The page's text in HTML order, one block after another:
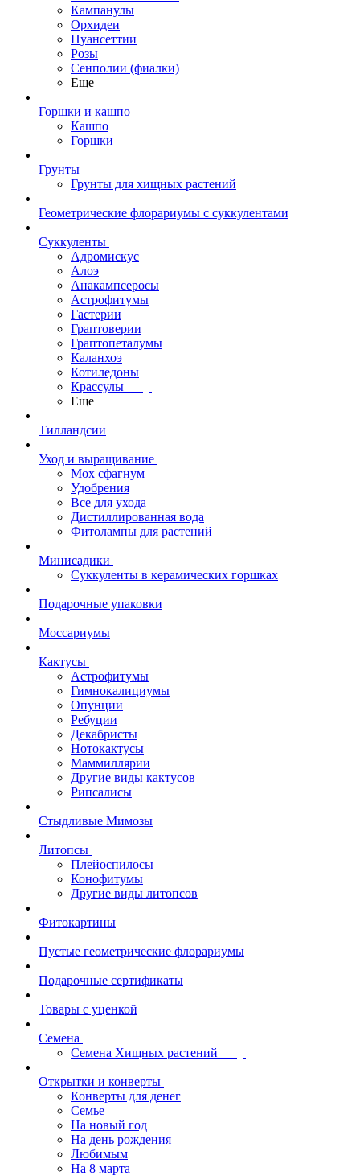
Кампанулы
Орхидеи
Пуансеттии
Розы
Сенполии (фиалки)
Еще
Горшки и кашпо
Кашпо
Горшки
Грунты
Грунты для хищных растений
Геометрические флорариумы с суккулентами
Суккуленты
Адромискус
Алоэ
Анакампсеросы
Астрофитумы
Гастерии
Граптоверии
Граптопеталумы
Каланхоэ
Котиледоны
Крассулы
Еще
Тилландсии
Уход и выращивание
Мох сфагнум
Удобрения
Все для ухода
Дистиллированная вода
Фитолампы для растений
Минисадики
Суккуленты в керамических горшках
Подарочные упаковки
Моссариумы
Кактусы
Астрофитумы
Гимнокалициумы
Опунции
Ребуции
Декабристы
Нотокактусы
Маммиллярии
Другие виды кактусов
Рипсалисы
Стыдливые Мимозы
Литопсы
Плейоспилосы
Конофитумы
Другие виды литопсов
Фитокартины
Пустые геометрические флорариумы
Подарочные сертификаты
Товары с уценкой
Семена
Семена Хищных растений
Открытки и конверты
Конверты для денег
Семье
На новый год
На день рождения
Любимым
На 8 марта